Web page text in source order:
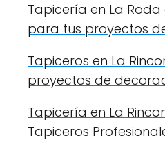
Tapicería en La
para tus proyectos
Tapiceros en La
proyectos de
Tapicería en La
Tapiceros